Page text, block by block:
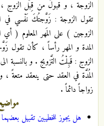
الزوجة ، و قبولٌ من قِبَل الزوج ،
تقول الزوجة : زَوَّجتُكَ نَفْسي في
الزوجين ) على المَهر المعلوم ( أي
المدة و المهر رأساً ، كأن تقول
الزوج : قَبِلْتُ التَّزويج . و بالنسبة
المُدَّة في العقد حتى ينعقد متعةً
زواجاً دائماً .
هل يجوز للخطيبين تقبيل